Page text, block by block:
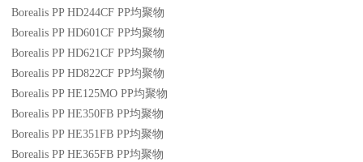
Borealis PP HD244CF PP均聚物
Borealis PP HD601CF PP均聚物
Borealis PP HD621CF PP均聚物
Borealis PP HD822CF PP均聚物
Borealis PP HE125MO PP均聚物
Borealis PP HE350FB PP均聚物
Borealis PP HE351FB PP均聚物
Borealis PP HE365FB PP均聚物